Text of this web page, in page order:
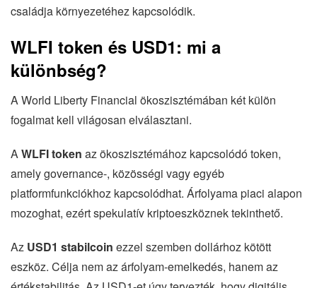
családja környezetéhez kapcsolódik.
WLFI token és USD1: mi a
különbség?
A World Liberty Financial ökoszisztémában két külön
fogalmat kell világosan elválasztani.
AWLFI token az ökoszisztémához kapcsolódó token,
amely governance-, közösségi vagy egyéb
platformfunkciókhoz kapcsolódhat. Árfolyama piaci alapon
mozoghat, ezért spekulatív kriptoeszköznek tekinthető.
Az USD1 stabilcoin ezzel szemben dollárhoz kötött
eszköz. Célja nem az árfolyam-emelkedés, hanem az